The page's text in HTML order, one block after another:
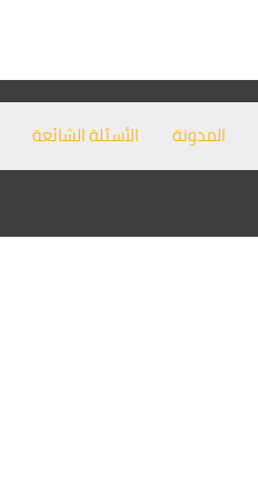
المدونة الأسئلة الشائعة